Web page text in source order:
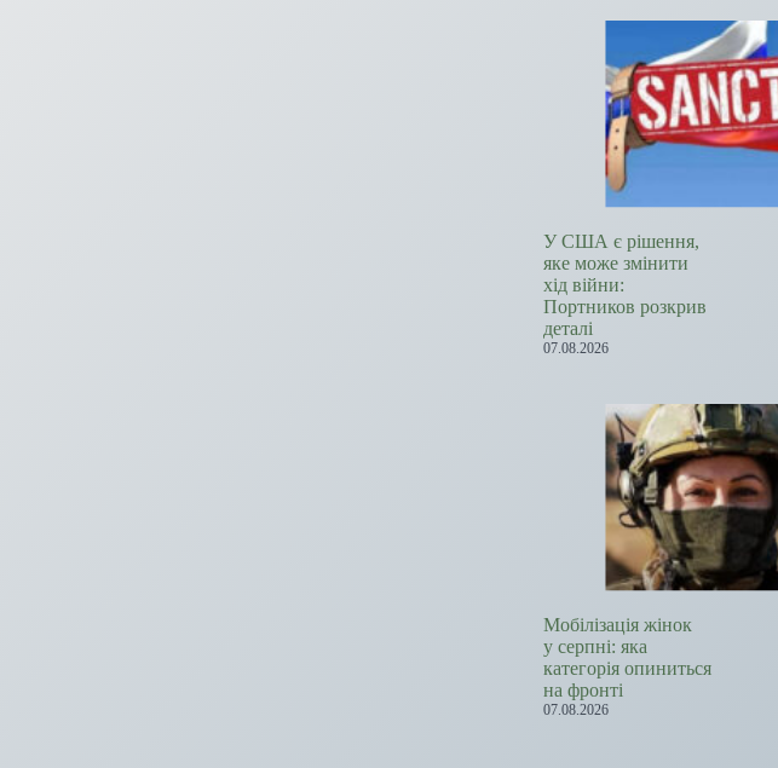
У США є рішення,
яке може змінити
хід війни:
Портников розкрив
деталі
07.08.2026
Мобілізація жінок
у серпні: яка
категорія опиниться
на фронті
07.08.2026